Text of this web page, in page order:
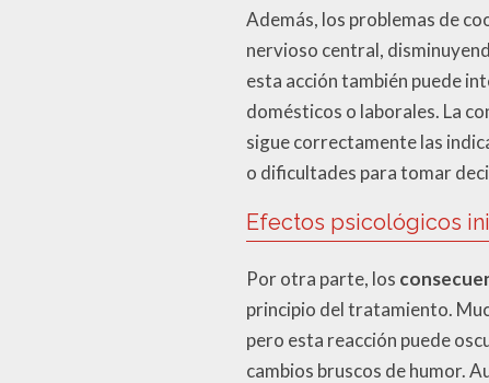
Además, los problemas de
nervioso central,
esta acción también puede
domésticos o laborales. La
sigue correctamente las
o dificultades para tomar
Efectos psicológicos
Por otra parte, los
principio del tratamiento.
pero esta reacción puede
cambios bruscos de humor.